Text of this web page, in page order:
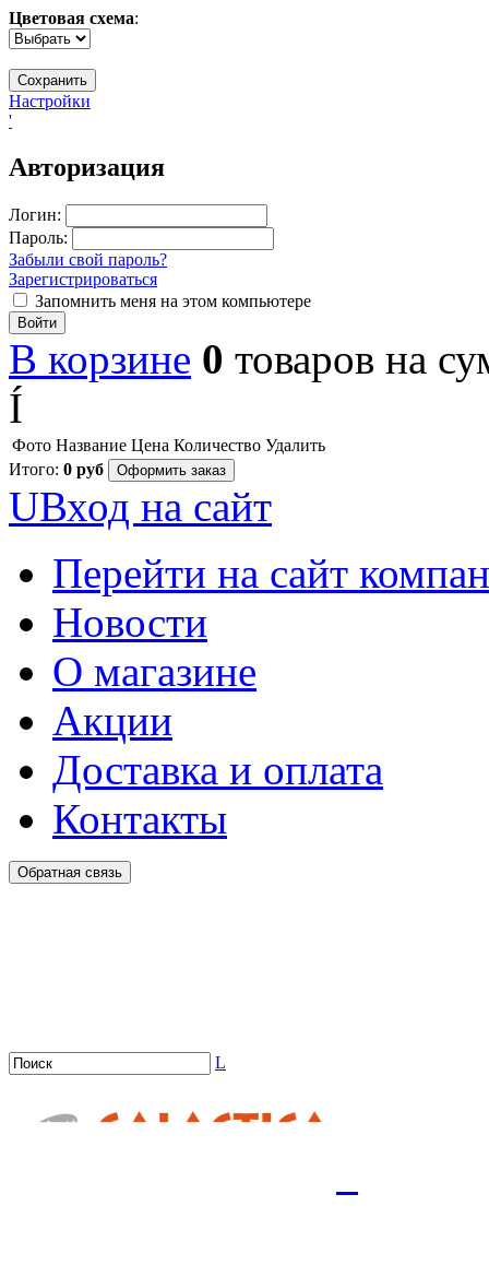
Цветовая схема:
Настройки
'
Авторизация
Логин:
Пароль:
Забыли свой пароль?
Зарегистрироваться
Запомнить меня на этом компьютере
Войти
В корзине 0 товаров на
Í
Фото Название Цена Количество Удалить
Итого: 0 руб Оформить заказ
UВход на сайт
Перейти на сайт
Новости
О магазине
Акции
Доставка и оплата
Контакты
Обратная связь
L